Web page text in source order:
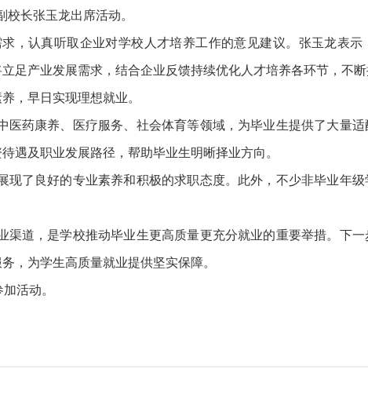
长张玉龙出席活动。
，认真听取企业对学校人才培养工作的意见建议。张玉龙表
足产业发展需求，结合企业反馈持续优化人才培养各环节，不
，早日实现理想就业。
药康养、医疗服务、社会体育等领域，为毕业生提供了大量
遇及职业发展路径，帮助毕业生明晰择业方向。
了良好的专业素养和积极的求职态度。此外，不少非毕业年
道，是学校推动毕业生更高质量更充分就业的重要举措。下
，为学生高质量就业提供坚实保障。
活动。